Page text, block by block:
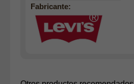
Fabricante: